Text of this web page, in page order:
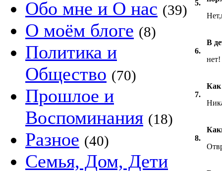
Обо мне и О нас (39)
О моём блоге (8)
Политика и
Общество (70)
Прошлое и
Воспоминания (18)
Разное (40)
Семья, Дом, Дети
5.
6.
В
нет!
7.
Как
8.